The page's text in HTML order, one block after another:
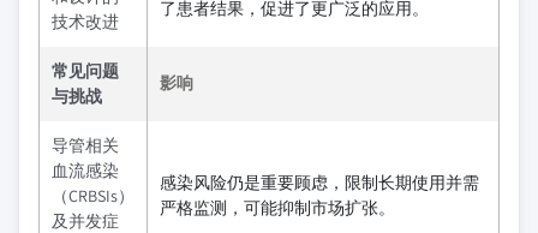
技术改进
了患者结果，促进了更广泛的应用。
常见问题
与挑战
影响
导管相关
血流感染
（CRBSIs）
及并发症
感染风险仍是重要顾虑，限制长期使用并需
严格监测，可能抑制市场扩张。